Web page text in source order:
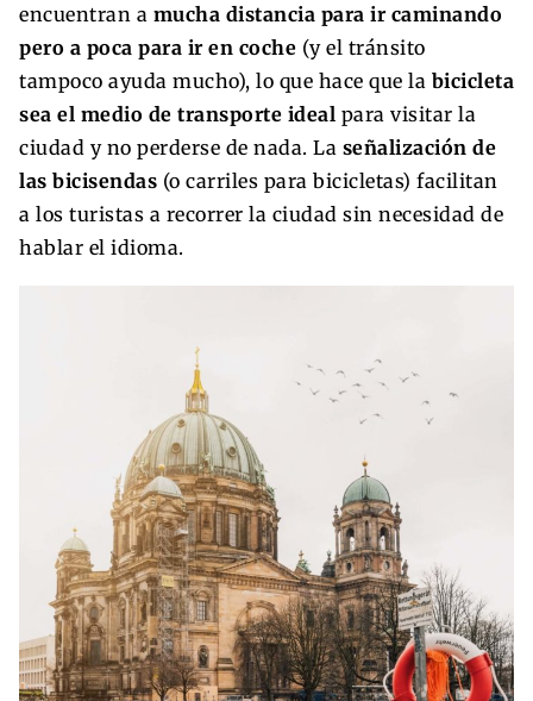
encuentran a mucha distancia para ir caminando
pero a poca para ir en coche (y el tránsito
tampoco ayuda mucho), lo que hace que la bicicleta
sea el medio de transporte ideal para visitar la
ciudad y no perderse de nada. La señalización de
las bicisendas (o carriles para bicicletas) facilitan
a los turistas a recorrer la ciudad sin necesidad de
hablar el idioma.